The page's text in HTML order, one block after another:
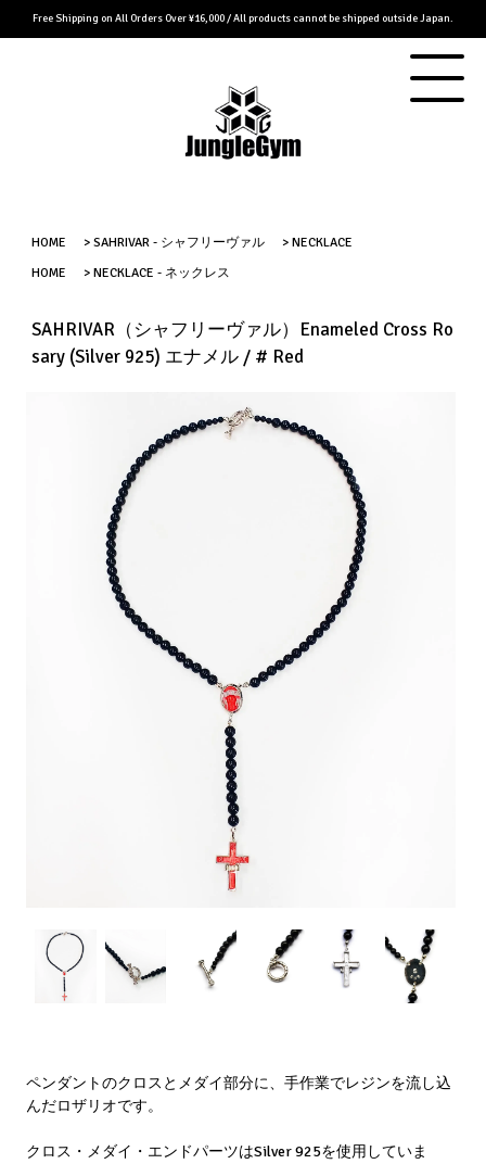
Free Shipping on All Orders Over ¥16,000 / All products cannot be shipped outside Japan.
HOME >SAHRIVAR - シャフリーヴァル >NECKLACE
HOME
>NECKLACE - ネックレス
SAHRIVAR（シャフリーヴァル）Enameled Cross Ro
sary (Silver 925) エナメル / # Red
ペンダントのクロスとメダイ部分に、手作業でレジンを流し込
んだロザリオです。
クロス・メダイ・エンドパーツはSilver 925を使用していま